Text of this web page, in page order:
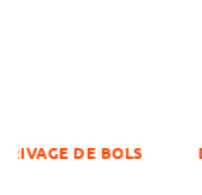
BOLS